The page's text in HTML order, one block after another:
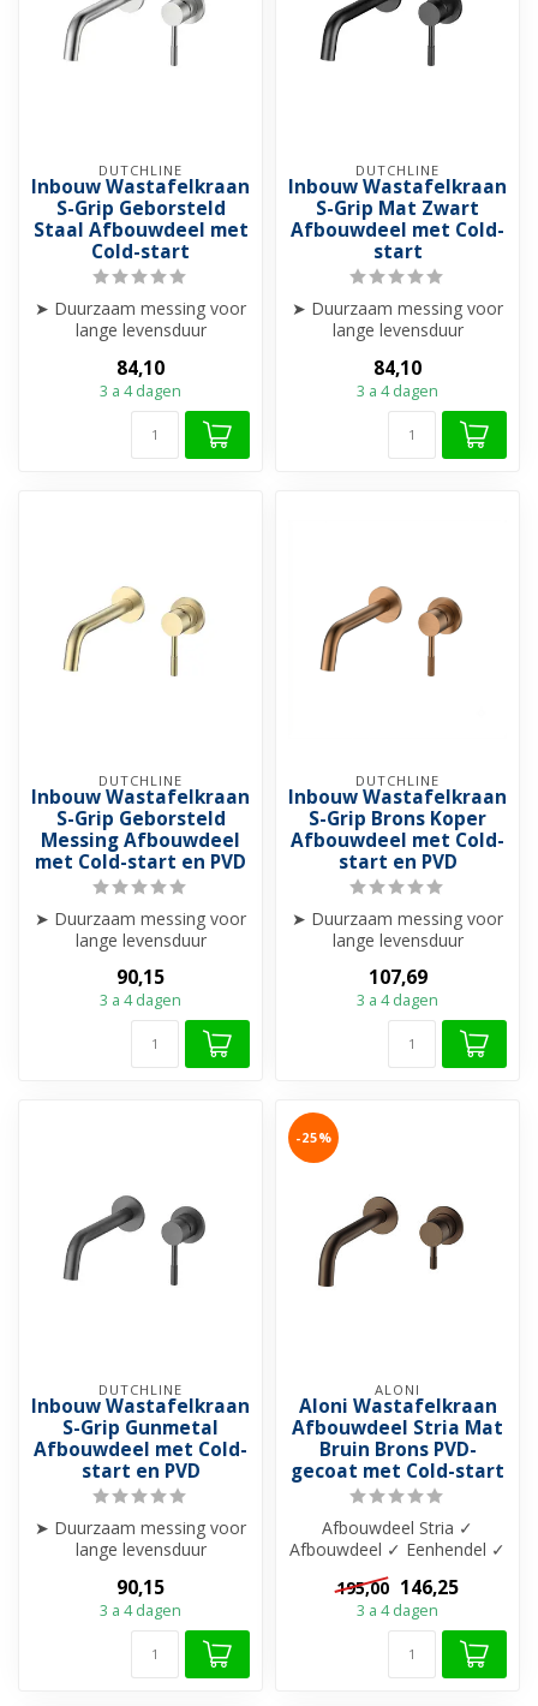
DUTCHLINE
Inbouw Wastafelkraan
S-Grip Geborsteld
Staal Afbouwdeel met
Cold-start
➤ Duurzaam messing voor
lange levensduur
start inbouwd...
84,10
3 a 4 dagen
DUTCHLINE
Inbouw Wastafelkraan
S-Grip Mat Zwart
Afbouwdeel met Cold-
start
➤ Duurzaam messing voor
lange levensduur
start inbouwd...
84,10
3 a 4 dagen
DUTCHLINE
Inbouw Wastafelkraan
S-Grip Geborsteld
Messing Afbouwdeel
met Cold-start en PVD
➤ Duurzaam messing voor
lange levensduur
➤ Combineerb...
90,15
3 a 4 dagen
DUTCHLINE
Inbouw Wastafelkraan
S-Grip Brons Koper
Afbouwdeel met Cold-
start en PVD
➤ Duurzaam messing voor
lange levensduur
➤ Combineerb...
107,69
3 a 4 dagen
DUTCHLINE
Inbouw Wastafelkraan
S-Grip Gunmetal
Afbouwdeel met Cold-
start en PVD
➤ Duurzaam messing voor
lange levensduur
➤ Combineerb...
90,15
3 a 4 dagen
-25%
ALONI
Aloni Wastafelkraan
Afbouwdeel Stria Mat
Bruin Brons PVD-
gecoat met Cold-start
Afbouwdeel Stria ✓
Afbouwdeel ✓ Eenhendel ✓
206 mm uitloop ✓ Messing
materiaal ✓...
195,00 146,25
3 a 4 dagen